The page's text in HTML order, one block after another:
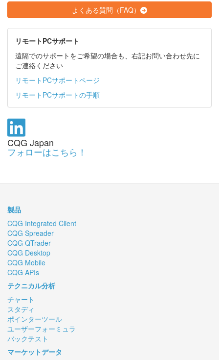
よくある質問（FAQ）
リモートPCサポート
遠隔でのサポートをご希望の場合も、右記お問い合わせ先に
ご連絡ください
リモートPCサポートページ
リモートPCサポートの手順
CQG Japan
フォローはこちら！
製品
CQG Integrated Client
CQG Spreader
CQG QTrader
CQG Desktop
CQG Mobile
CQG APIs
テクニカル分析
チャート
スタディ
ポインターツール
ユーザーフォーミュラ
バックテスト
マーケットデータ